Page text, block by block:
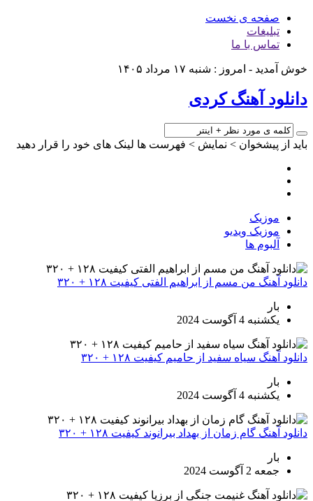
صفحه ی نخست
تبلیغات
تماس با ما
خوش آمدید - امروز : شنبه ۱۷ مرداد ۱۴۰۵
دانلود آهنگ کردی
باید از پیشخوان > نمایش > فهرست ها لینک های خود را قرار دهید
موزیک
موزیک ویدیو
آلبوم ها
دانلود آهنگ من مسم از ابراهیم الفتی کیفیت ۱۲۸ + ۳۲۰
بار
یکشنبه 4 آگوست 2024
دانلود آهنگ سیاه سفید از حامیم کیفیت ۱۲۸ + ۳۲۰
بار
یکشنبه 4 آگوست 2024
دانلود آهنگ گام زمان از بهداد بیرانوند کیفیت ۱۲۸ + ۳۲۰
بار
جمعه 2 آگوست 2024